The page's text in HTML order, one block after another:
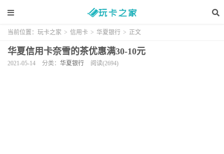
当前位置： 玩卡之家 > 信用卡 > 华夏银行 > 正文
华夏信用卡奈雪的茶优惠满30-10元
2021-05-14 分类： 华夏银行 阅读(2694)